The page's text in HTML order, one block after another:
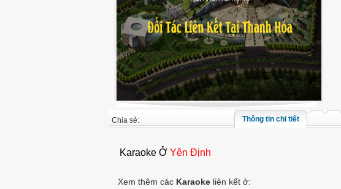
Thông tin chi tiết
Karaoke Ở Yên Định
Xem thêm các Karaoke liên kết ở:
Chia sẻ: